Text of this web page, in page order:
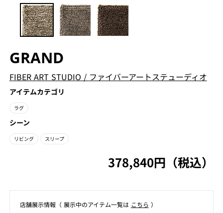
GRAND
FIBER ART STUDIO / ファイバーアートステューディオ
アイテムカテゴリ
ラグ
シーン
リビング スリープ
378,840円（税込）
店舗展⽰情報（ 展⽰中のアイテム⼀覧は こちら ）